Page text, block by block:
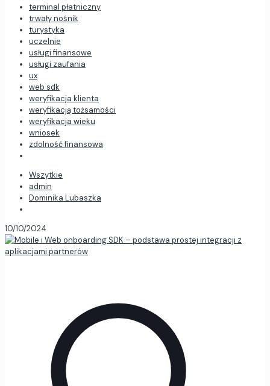
terminal płatniczny
trwały nośnik
turystyka
uczelnie
usługi finansowe
usługi zaufania
ux
web sdk
weryfikacja klienta
weryfikacją tożsamości
weryfikacja wieku
wniosek
zdolność finansowa
Wszytkie
admin
Dominika Lubaszka
10/10/2024